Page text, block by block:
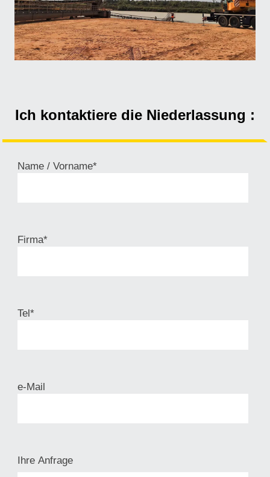
Ich kontaktiere die Niederlassung :
Name / Vorname*
Firma*
Tel*
e-Mail
Ihre Anfrage